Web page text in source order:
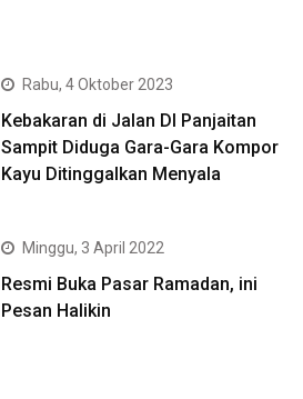
Rabu, 4 Oktober 2023
Kebakaran di Jalan DI Panjaitan
Sampit Diduga Gara-Gara Kompor
Kayu Ditinggalkan Menyala
Minggu, 3 April 2022
Resmi Buka Pasar Ramadan, ini
Pesan Halikin